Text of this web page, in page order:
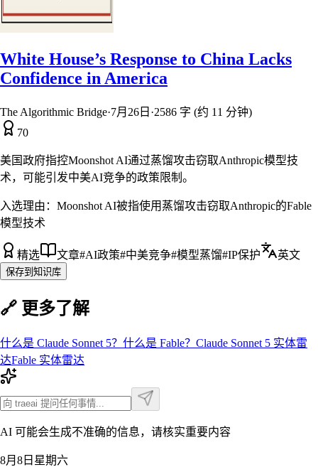
White House’s Response to China Lacks
Confidence in America
The Algorithmic Bridge·7月26日 ·2586 字 (约 11 分钟)
70
美国政府指控Moonshot AI通过蒸馏攻击窃取Anthropic模型技
术，可能引发中美AI竞争的政策限制。
入选理由： Moonshot AI被指使用蒸馏攻击窃取Anthropic的Fable
模型技术
精选 文章#AI政策#中美竞争#模型蒸馏#IP保护 英文
保存到知识库
🔗 更多了解
什么是 Claude Sonnet 5？ 什么是 Fable？ Claude Sonnet 5 实体雷
达Fable 实体雷达
AI 可能会生成不准确的信息，请核实重要内容
8月8日星期六